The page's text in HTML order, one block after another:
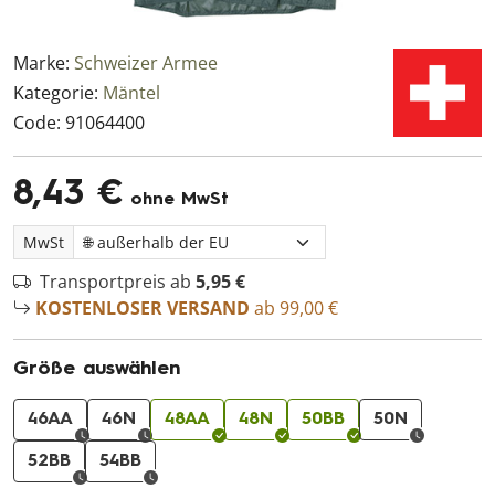
Marke: Schweizer Armee
Kategorie: Mäntel
Code: 91064400
8,43 € ohne MwSt
MwSt
Transportpreis ab 5,95 €
KOSTENLOSER VERSAND ab 99,00 €
Größe auswählen
46AA 46N 48AA 48N 50BB 50N
52BB 54BB